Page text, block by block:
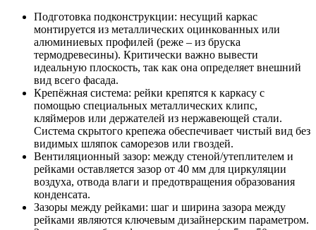
Подготовка подконструкции: несущий каркас
монтируется из металлических оцинкованных или
алюминиевых профилей (реже – из бруска
термодревесины). Критически важно вывести
идеальную плоскость, так как она определяет внешний
вид всего фасада.
Крепёжная система: рейки крепятся к каркасу с
помощью специальных металлических клипс,
кляймеров или держателей из нержавеющей стали.
Система скрытого крепежа обеспечивает чистый вид без
видимых шляпок саморезов или гвоздей.
Вентиляционный зазор: между стеной/утеплителем и
рейками оставляется зазор от 40 мм для циркуляции
воздуха, отвода влаги и предотвращения образования
конденсата.
Зазоры между рейками: шаг и ширина зазора между
рейками являются ключевым дизайнерским параметром.